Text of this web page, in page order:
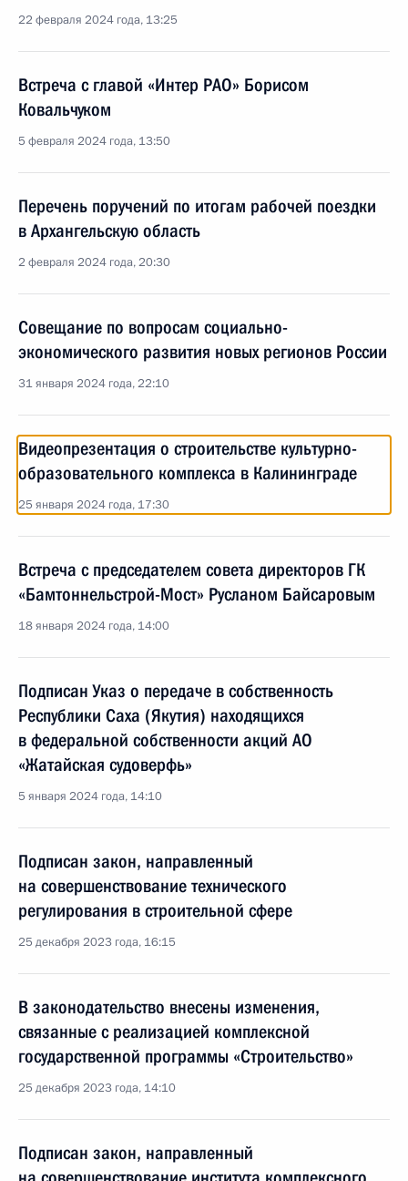
22 февраля 2024 года, 13:25
Встреча с главой «Интер РАО» Борисом
Ковальчуком
5 февраля 2024 года, 13:50
Перечень поручений по итогам рабочей поездки
в Архангельскую область
2 февраля 2024 года, 20:30
Совещание по вопросам социально-
экономического развития новых регионов России
31 января 2024 года, 22:10
Видеопрезентация о строительстве культурно-
образовательного комплекса в Калининграде
25 января 2024 года, 17:30
Встреча с председателем совета директоров ГК
«Бамтоннельстрой-Мост» Русланом Байсаровым
18 января 2024 года, 14:00
Подписан Указ о передаче в собственность
Республики Саха (Якутия) находящихся
в федеральной собственности акций АО
«Жатайская судоверфь»
5 января 2024 года, 14:10
Подписан закон, направленный
на совершенствование технического
регулирования в строительной сфере
25 декабря 2023 года, 16:15
В законодательство внесены изменения,
связанные с реализацией комплексной
государственной программы «Строительство»
25 декабря 2023 года, 14:10
Подписан закон, направленный